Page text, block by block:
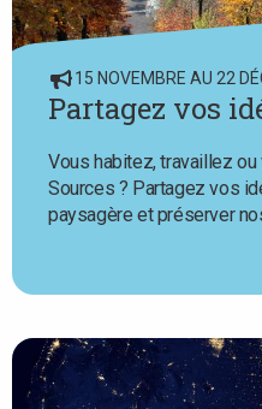
15 NOVEMBRE AU 22
Partagez vos
Vous habitez, travaillez
Sources ? Partagez vos
paysagère et préserver